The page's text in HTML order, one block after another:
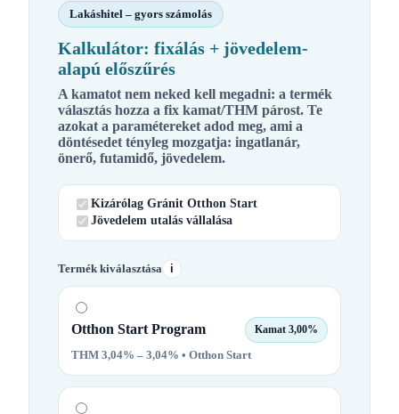
Lakáshitel – gyors számolás
Kalkulátor: fixálás + jövedelem-
alapú előszűrés
A kamatot nem neked kell megadni: a termék
választás hozza a fix kamat/THM párost. Te
azokat a paramétereket adod meg, ami a
döntésedet tényleg mozgatja: ingatlanár,
önerő, futamidő, jövedelem.
Kizárólag Gránit Otthon Start
Jövedelem utalás vállalása
Termék kiválasztása i
Otthon Start Program Kamat 3,00%
THM 3,04% – 3,04% • Otthon Start